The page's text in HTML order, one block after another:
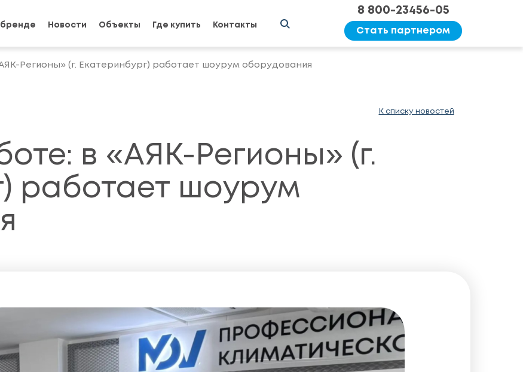
Новости Объекты Где купить Контакты
8 800-23456-05
Стать партнером
Регионы» (г. Екатеринбург) работает шоурум оборудования
в «АЯК-Регионы» (г.
работает шоурум
К списку новостей